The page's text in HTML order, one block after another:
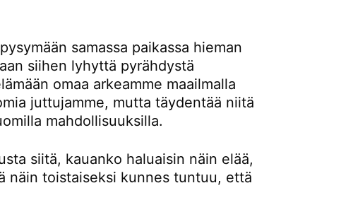
samassa paikassa hieman
siihen lyhyttä pyrähdystä
omaa arkeamme maailmalla
juttujamme, mutta täydentää niitä
mahdollisuuksilla.
siitä, kauanko haluaisin näin elää,
näin toistaiseksi kunnes tuntuu, että